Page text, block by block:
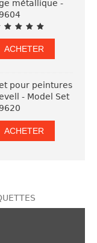
métallique -
ACHETER
pour peintures
- Model Set
ACHETER